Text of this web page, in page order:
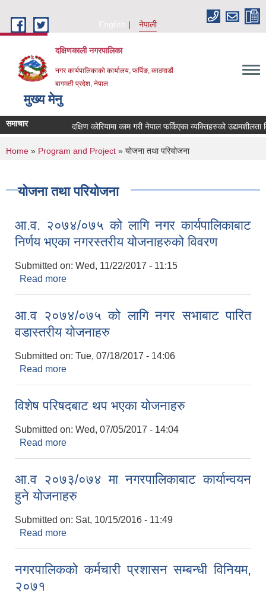
English
नेपाली
दक्षिणकाली नगरपालिका
नगर कार्यपालिकाको कार्यालय, फर्पिङ, काठमाडौं
बागमती प्रदेश, नेपाल
मुख्य मेनु
समाचार दक्षिण कोरियामा काम गरी नेपाल फर्किएका व्यक्तिहरुको
You are here
Home » Program and Project » योजना तथा परियोजना
योजना तथा परियोजना
आ.व. २०७४/०७५ को लागि नगर कार्यपालिकाबाट
निर्णय भएका नगरस्तरीय योजनाहरुको विवरण
Submitted on: Wed, 11/22/2017 - 11:15
Read more
आ.व २०७४/०७५ को लागि नगर सभाबाट पारित
वडास्तरीय योजनाहरु
Submitted on: Tue, 07/18/2017 - 14:06
Read more
विशेष परिषदबाट थप भएका योजनाहरु
Submitted on: Wed, 07/05/2017 - 14:04
Read more
आ.व २०७३/०७४ मा नगरपालिकाबाट कार्यान्वयन
हुने योजनाहरु
Submitted on: Sat, 10/15/2016 - 11:49
Read more
नगरपालिकको कर्मचारी प्रशासन सम्बन्धी विनियम,
२०७१